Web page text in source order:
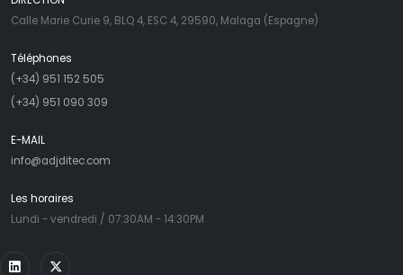
Calle Marie Curie 9, BLQ 4, ESC 4, 29590, Malaga (Espagne)
Téléphones
(+34) 951 152 505
(+34) 951 090 309
E-MAIL
info@adjditec.com
Les horaires
Lundi - vendredi / 07:30AM - 14:30PM